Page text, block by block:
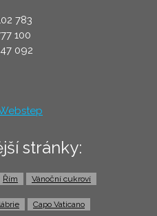
783
100
092
stránky:
Řím Vánoční cukroví
Capo Vaticano